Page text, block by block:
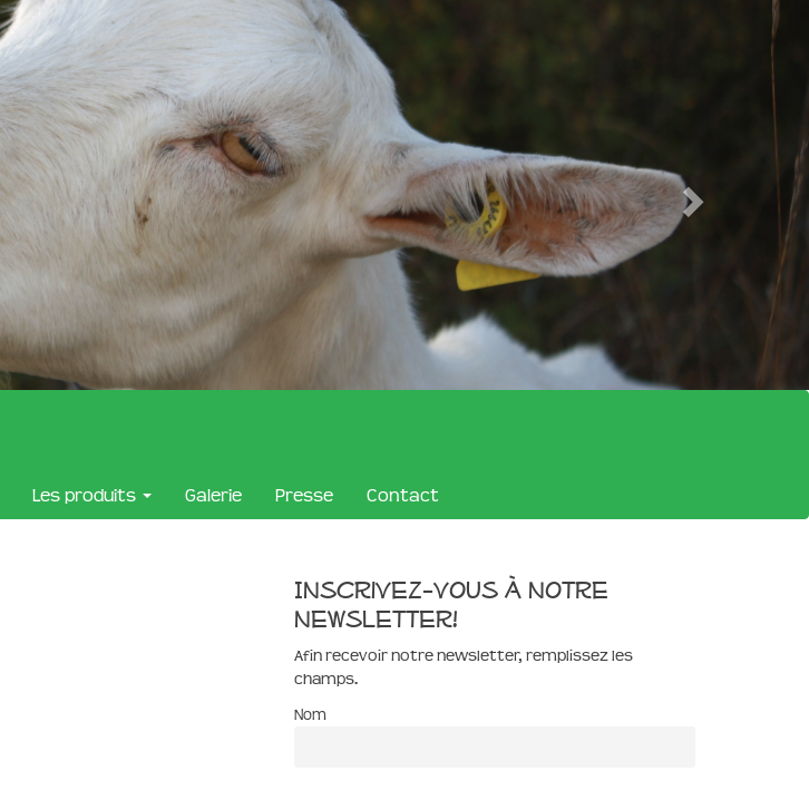
Les produits Galerie Presse Contact
Inscrivez-vous à notre
newsletter!
Afin recevoir notre newsletter, remplissez les
champs.
Nom